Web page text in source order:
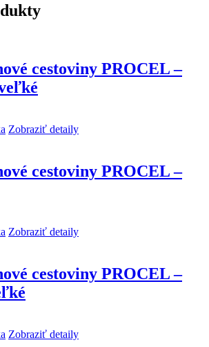
cestoviny PROCEL –
Zobraziť detaily
cestoviny PROCEL –
Zobraziť detaily
cestoviny PROCEL –
Zobraziť detaily